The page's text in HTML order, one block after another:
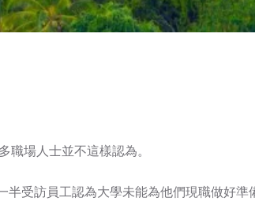
職場人士並不這樣認為。
受訪員工認為大學未能為他們現職做好準